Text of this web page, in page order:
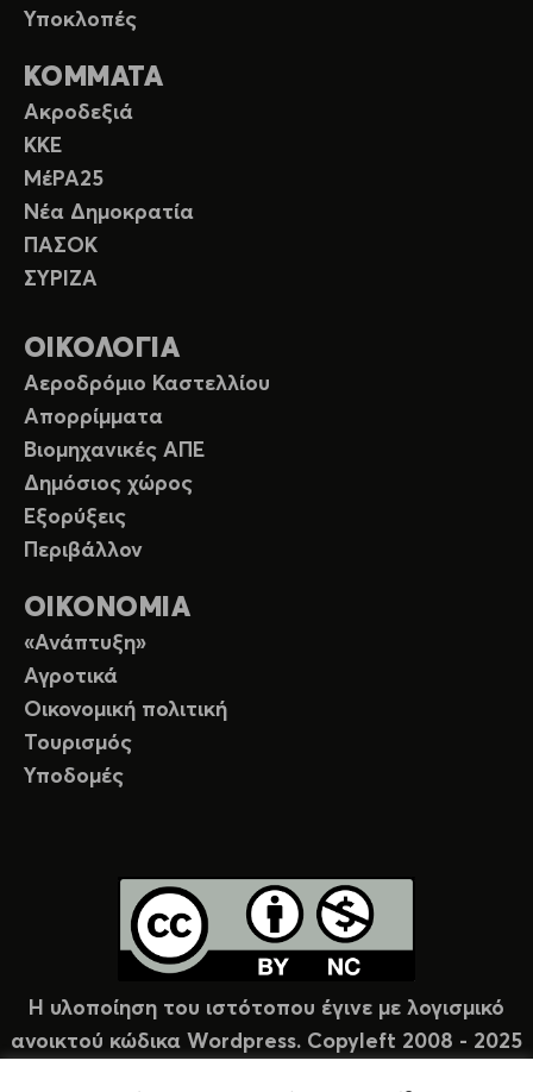
Υποκλοπές
ΚΟΜΜΑΤΑ
Ακροδεξιά
ΚΚΕ
ΜέΡΑ25
Νέα Δημοκρατία
ΠΑΣΟΚ
ΣΥΡΙΖΑ
ΟΙΚΟΛΟΓΙΑ
Αεροδρόμιο Καστελλίου
Απορρίμματα
Βιομηχανικές ΑΠΕ
Δημόσιος χώρος
Εξορύξεις
Περιβάλλον
ΟΙΚΟΝΟΜΙΑ
«Ανάπτυξη»
Αγροτικά
Οικονομική πολιτική
Τουρισμός
Υποδομές
Η υλοποίηση του ιστότοπου έγινε με λογισμικό
ανοικτού κώδικα Wordpress. Copyleft 2008 - 2025